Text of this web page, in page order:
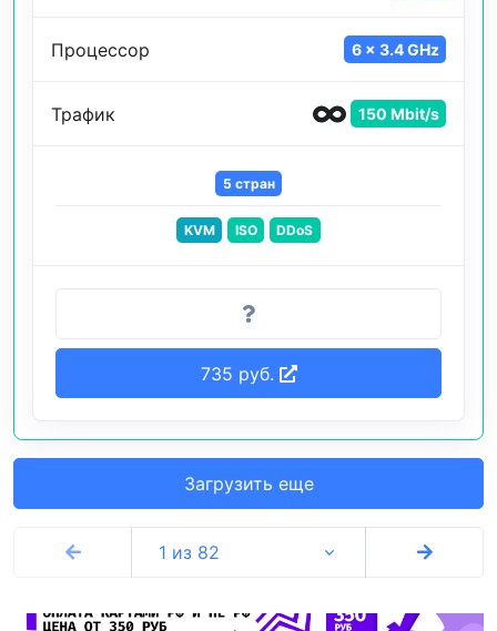
Процессор 6 x 3.4 GHz
Трафик 150 Mbit/s
5 стран
KVM ISO DDoS
735 руб.
Загрузить еще
1 из 82